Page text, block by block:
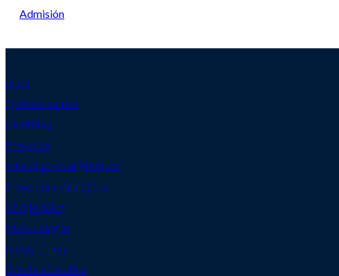
Admisión
Inicio
Quiénes somos
Identidad
Proyecto
educativo-evangelizador
Proyecto estratégico:
EFQM 500+
Metodologías
Instalaciones
Oferta educativa